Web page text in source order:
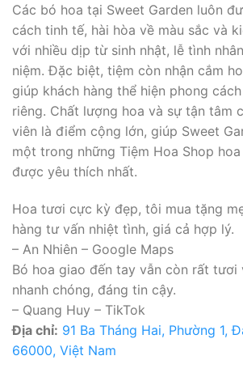
Các bó hoa tại Sweet Garden luôn
cách tinh tế, hài hòa về màu sắc và
với nhiều dịp từ sinh nhật, lễ tình
niệm. Đặc biệt, tiệm còn nhận cắm
giúp khách hàng thể hiện phong
riêng. Chất lượng hoa và sự tận tâm
viên là điểm cộng lớn, giúp Sweet
một trong những Tiệm Hoa Shop
được yêu thích nhất.
Hoa tươi cực kỳ đẹp, tôi mua tặng
hàng tư vấn nhiệt tình, giá cả hợp lý.
– An Nhiên – Google Maps
Bó hoa giao đến tay vẫn còn rất tươi
nhanh chóng, đáng tin cậy.
– Quang Huy – TikTok
Địa chỉ: 91 Ba Tháng Hai, Phường 1,
66000, Việt Nam